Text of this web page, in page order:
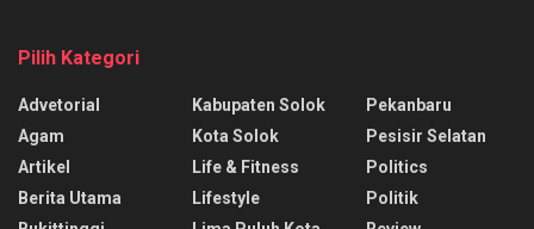
Pilih Kategori
Advetorial
Agam
Artikel
Berita Utama
Kabupaten Solok
Kota Solok
Life & Fitness
Lifestyle
Pekanbaru
Pesisir Selatan
Politics
Politik